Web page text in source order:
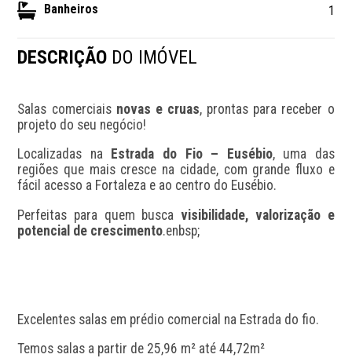
Banheiros 1
DESCRIÇÃO DO IMÓVEL
Salas comerciais novas e cruas, prontas para receber o
projeto do seu negócio!
Localizadas na
Estrada do Fio – Eusébio, uma das
regiões que mais cresce na cidade, com grande fluxo e
fácil acesso a Fortaleza e ao centro do Eusébio.
Perfeitas para quem busca visibilidade, valorização e
potencial de crescimento.enbsp;
Excelentes salas em prédio comercial na Estrada do fio.
Temos salas a partir de 25,96 m² até 44,72m²